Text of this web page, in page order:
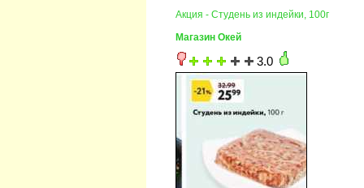
Акция - Студень из индейки, 100г
Магазин Окей
3.0